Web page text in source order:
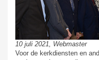
10 juli 2021, Webmaster
Voor de kerkdiensten en